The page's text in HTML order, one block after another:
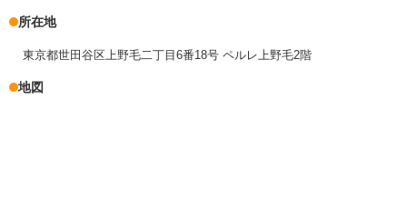
所在地
東京都世田谷区上野毛二丁目6番18号 ペルレ上野毛2階
地図